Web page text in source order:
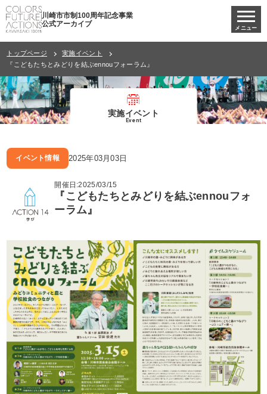
川崎市市制100周年記念事業
公式アーカイブ
メニュー
トップページ
実施イベント
『こどもたちとみどりを結ぶennouフォーラム』
実施イベント
Event
イベント情報 2025年03月03日
開催日:2025/03/15
『こどもたちとみどりを結ぶennouフォ
ーラム』